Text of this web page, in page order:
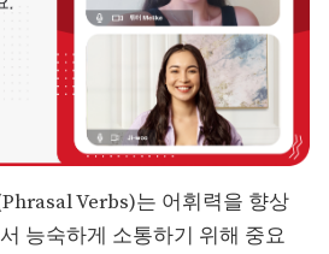
Verbs)는 어휘력을 향상
능숙하게 소통하기 위해 중요